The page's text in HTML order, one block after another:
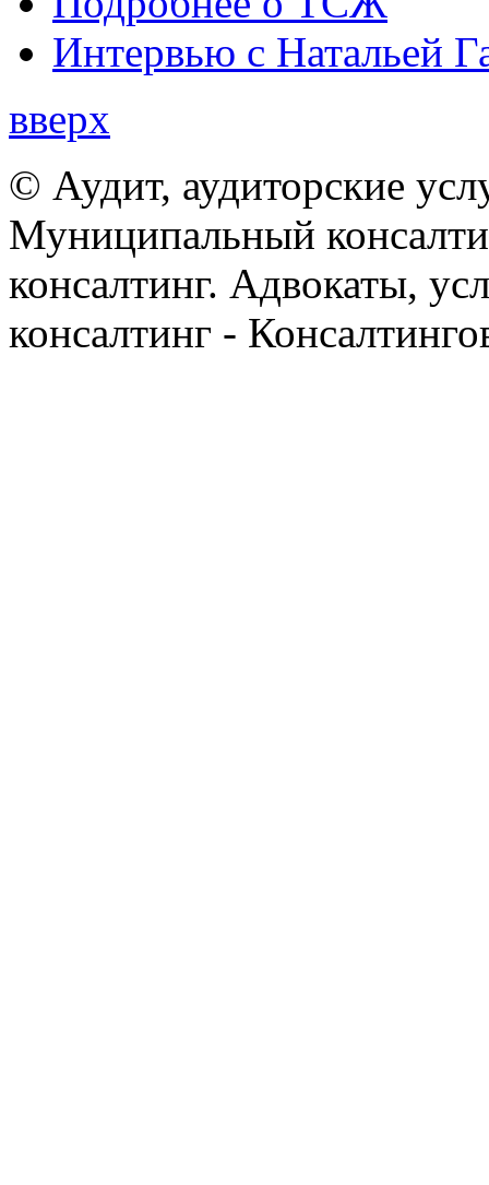
Интервью с Натальей
вверх
© Аудит, аудиторские
Муниципальный
консалтинг. Адвокаты,
консалтинг -